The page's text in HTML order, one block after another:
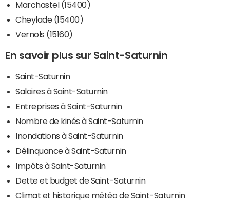
Marchastel (15400)
Cheylade (15400)
Vernols (15160)
En savoir plus sur Saint-Saturnin
Saint-Saturnin
Salaires à Saint-Saturnin
Entreprises à Saint-Saturnin
Nombre de kinés à Saint-Saturnin
Inondations à Saint-Saturnin
Délinquance à Saint-Saturnin
Impôts à Saint-Saturnin
Dette et budget de Saint-Saturnin
Climat et historique météo de Saint-Saturnin